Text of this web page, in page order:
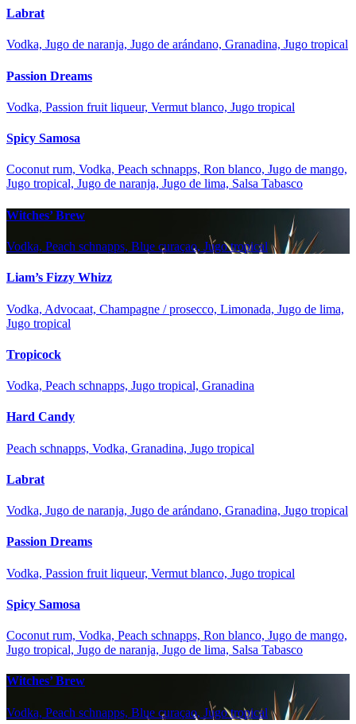
Labrat
Vodka, Jugo de naranja, Jugo de arándano, Granadina, Jugo tropical
Passion Dreams
Vodka, Passion fruit liqueur, Vermut blanco, Jugo tropical
Spicy Samosa
Coconut rum, Vodka, Peach schnapps, Ron blanco, Jugo de mango,
Jugo tropical, Jugo de naranja, Jugo de lima, Salsa Tabasco
Witches’ Brew
Vodka, Peach schnapps, Blue curaçao, Jugo tropical
Liam’s Fizzy Whizz
Vodka, Advocaat, Champagne / prosecco, Limonada, Jugo de lima,
Jugo tropical
Tropicock
Vodka, Peach schnapps, Jugo tropical, Granadina
Hard Candy
Peach schnapps, Vodka, Granadina, Jugo tropical
Labrat
Vodka, Jugo de naranja, Jugo de arándano, Granadina, Jugo tropical
Passion Dreams
Vodka, Passion fruit liqueur, Vermut blanco, Jugo tropical
Spicy Samosa
Coconut rum, Vodka, Peach schnapps, Ron blanco, Jugo de mango,
Jugo tropical, Jugo de naranja, Jugo de lima, Salsa Tabasco
Witches’ Brew
Vodka, Peach schnapps, Blue curaçao, Jugo tropical